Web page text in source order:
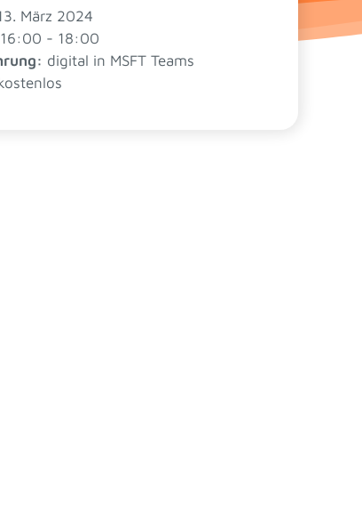
März 2024
16:00 - 18:00
digital in MSFT Teams